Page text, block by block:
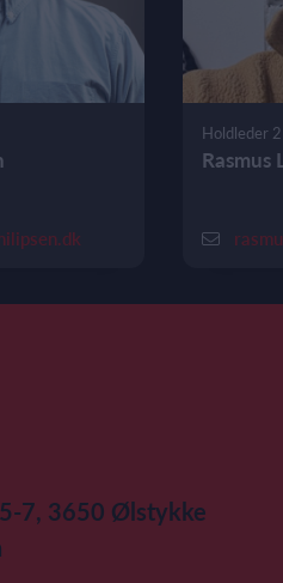
Holdleder 2
Rasmus
7, 3650 Ølstykke